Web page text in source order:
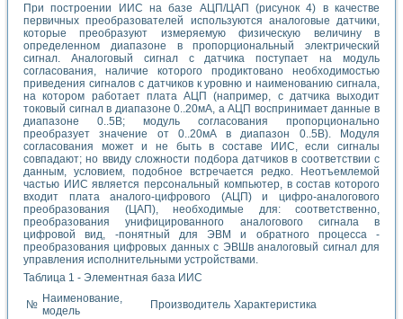
При построении ИИС на базе АЦП/ЦАП (рисунок 4) в качестве
первичных преобразователей используются аналоговые датчики,
которые преобразуют измеряемую физическую величину в
определенном диапазоне в пропорциональный электрический
сигнал. Аналоговый сигнал с датчика поступает на модуль
согласования, наличие которого продиктовано необходимостью
приведения сигналов с датчиков к уровню и наименованию сигнала,
на котором работает плата АЦП (например, с датчика выходит
токовый сигнал в диапазоне 0..20мА, а АЦП воспринимает данные в
диапазоне 0..5В; модуль согласования пропорционально
преобразует значение от 0..20мА в диапазон 0..5В). Модуля
согласования может и не быть в составе ИИС, если сигналы
совпадают; но ввиду сложности подбора датчиков в соответствии с
данным, условием, подобное встречается редко. Неотъемлемой
частью ИИС является персональный компьютер, в состав которого
входит плата аналого-цифрового (АЦП) и цифро-аналогового
преобразования (ЦАП), необходимые для: соответственно,
преобразования унифицированного аналогового сигнала в
цифровой вид, -понятный для ЭВМ и обратного процесса -
преобразования цифровых данных с ЭВШв аналоговый сигнал для
управления исполнительными устройствами.
Таблица 1 - Элементная база ИИС
№ Наименование,
модель
Производитель Характеристика